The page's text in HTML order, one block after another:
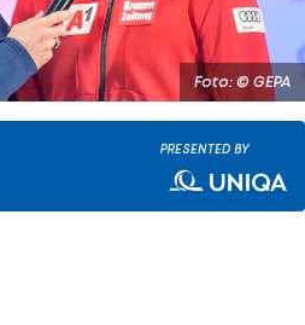
Foto: © GEPA
PRESENTED BY